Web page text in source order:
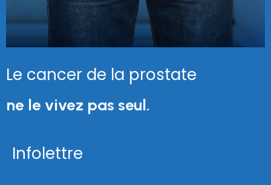
Le cancer de la prostate
ne le vivez pas seul.
Infolettre